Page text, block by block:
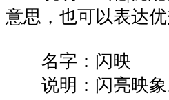
意思，也可以表达
名字：闪映
说明：闪亮映象